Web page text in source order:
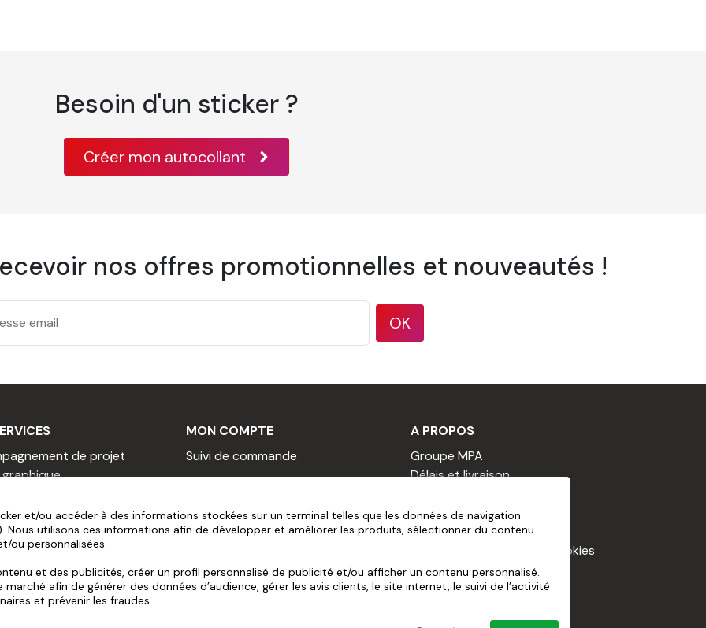
du papier peint sur votre mur. Ce kit comporte :
la méthode de
de test TAPPI T
Besoin d'un sticker ?
Créer mon autocollant
nos offres promotionnelles et nouveautés !
OK
de projet
un rédacteur
revendeur
de fidélité
de parrainage
MON COMPTE
Suivi de commande
Vidéos de pose
Foire aux questions
Assistance avant commande
A PROPOS
Groupe MPA
Délais et livraison
C.G.V.
CGU cagnotte
Déclaration relative aux cookies
Mentions Légales
et/ou accéder à des informations stockées sur un terminal telles que les données de navigation
Nous utilisons ces informations afin de développer et améliorer les produits, sélectionner du contenu
ou personnalisées.
et des publicités, créer un profil personnalisé de publicité et/ou afficher un contenu personnalisé.
afin de générer des données d’audience, gérer les avis clients, le site internet, le suivi de l’activité
et prévenir les fraudes.